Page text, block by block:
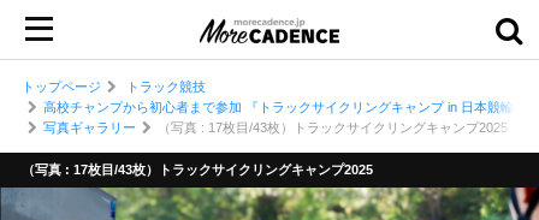
トップページ
トラック競技
高校チャンプから初心者まで参加 『トラックサイクリングキャンプ in 日本競輪選
写真ギャラリー
（写真 : 17枚目/43枚）トラックサイクリングキャンプ2025
（写真 : 17枚目/43枚）トラックサイクリングキャンプ2025